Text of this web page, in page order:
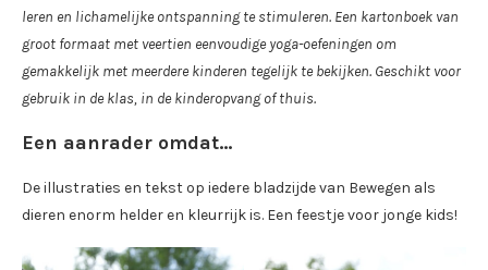
leren en lichamelijke ontspanning te stimuleren. Een kartonboek van
groot formaat met veertien eenvoudige yoga-oefeningen om
gemakkelijk met meerdere kinderen tegelijk te bekijken. Geschikt voor
gebruik in de klas, in de kinderopvang of thuis.
Een aanrader omdat…
De illustraties en tekst op iedere bladzijde van Bewegen als
dieren enorm helder en kleurrijk is. Een feestje voor jonge kids!